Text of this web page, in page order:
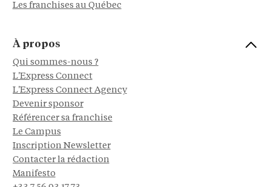
Les franchises au Québec
À propos
Qui sommes-nous ?
L'Express Connect
L'Express Connect Agency
Devenir sponsor
Référencer sa franchise
Le Campus
Inscription Newsletter
Contacter la rédaction
Manifesto